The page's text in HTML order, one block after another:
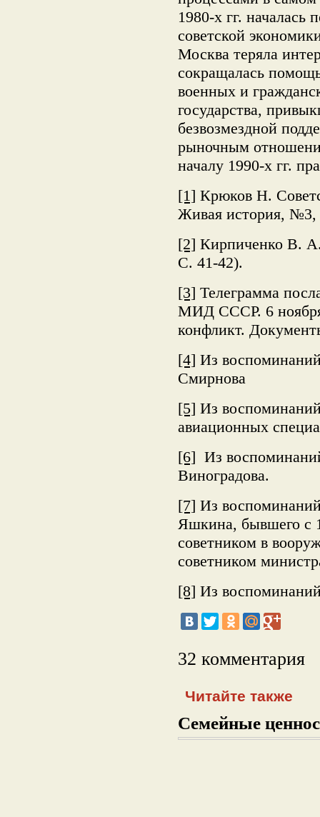
1980-х гг. началась
советской
Москва теряла
сокращалась
военных и
государства,
безвозмездной
рыночным
началу 1990-х гг.
[1] Крюков Н.
Живая история, №3,
[2] Кирпиченко В.
С. 41-42).
[3] Телеграмма
МИД СССР. 6
конфликт.
[4] Из
Смирнова
[5] Из
авиационных
[6] Из
Виноградова.
[7] Из
Яшкина, бывшего с
советником в
советником
[8] Из
32 комментария
Читайте также
Семейные